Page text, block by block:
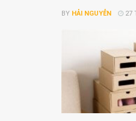
BY HẢI NGUYỄN 27